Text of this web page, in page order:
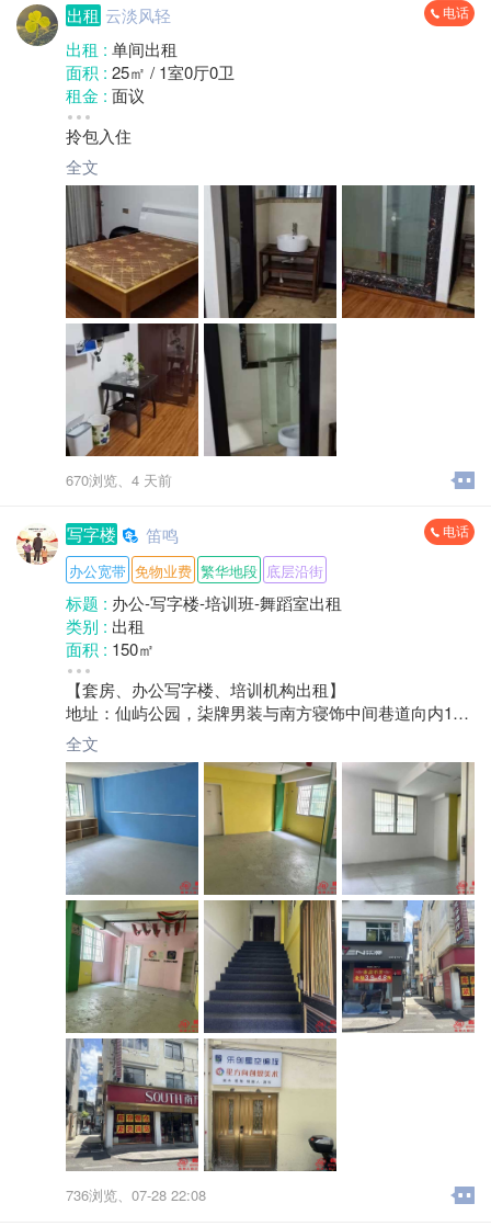
出租 云淡风轻 电话
出租 : 单间出租
面积 : 25㎡ / 1室0厅0卫
租金 : 面议
小区 :
地区 :柘荣县 双城镇
拎包入住
全文
670浏览、 4 天前
写字楼 笛鸣 电话
办公宽带 免物业费 繁华地段 底层沿街
标题 : 办公-写字楼-培训班-舞蹈室出租
类别 : 出租
面积 : 150㎡
租金 :
楼层 :1楼/共1层
地区 : 柘荣县 双城镇
【套房、办公写字楼、培训机构出租】
地址：仙屿公园，柒牌男装与南方寝饰中间巷道向内10
米二楼
户型：150㎡三室一厅一卫，空间开阔
优势：地段好找，租金低廉，价格可协商
详情电话沟通，诚意租房者欢迎联系！
全文
736浏览、 07-28 22:08